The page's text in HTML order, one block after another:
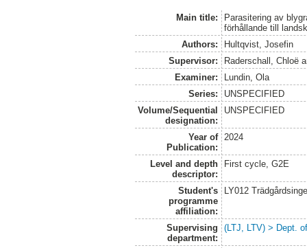
Main title:
Parasitering av
förhållande till
Authors:
Hultqvist, Josefin
Supervisor:
Raderschall, Chloë
Examiner:
Lundin, Ola
Series:
UNSPECIFIED
Volume/Sequential
designation:
UNSPECIFIED
Year of
Publication:
2024
Level and depth
descriptor:
First cycle, G2E
Student's
programme
affiliation:
LY012
Supervising
department:
(LTJ, LTV) > Dept.